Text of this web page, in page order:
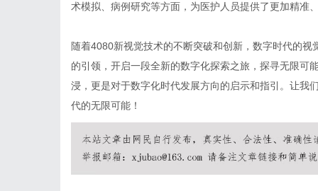
术模拟、病例研究等方面，为医护人员提供了更加精准
随着4080新视觉技术的不断突破和创新，数字时代的
的引领，开启一段全新的数字化探索之旅，探寻无限可
浸，更是对于数字化时代发展方向的启示和指引。让我
代的无限可能！